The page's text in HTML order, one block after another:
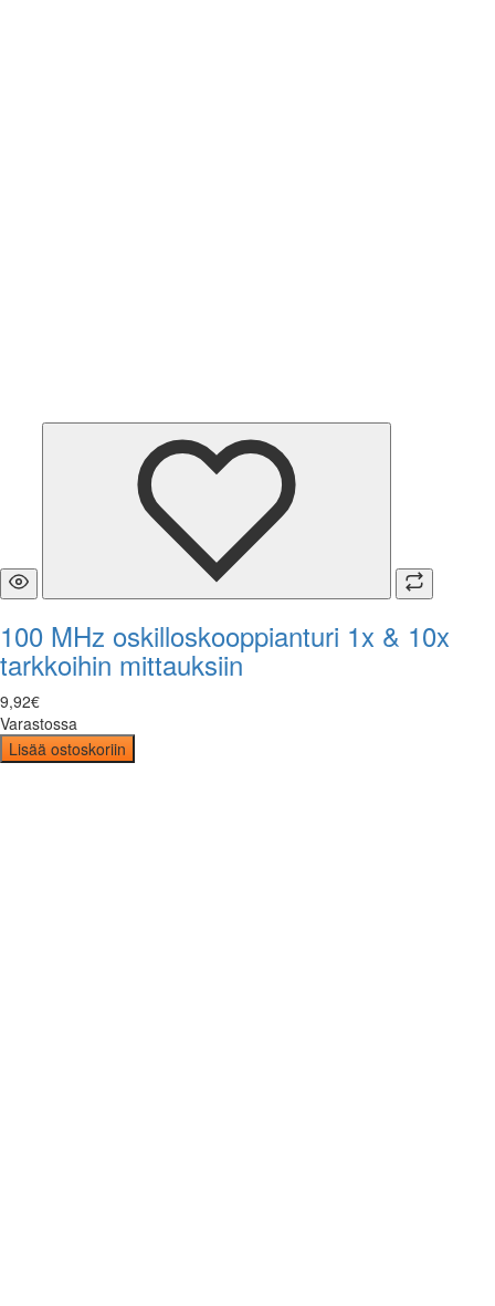
100 MHz oskilloskooppianturi 1x & 10x
tarkkoihin mittauksiin
9,92€
Varastossa
Lisää ostoskoriin